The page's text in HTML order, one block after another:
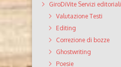
GiroDiVite Servizi editoriali
Valutazione Testi
Editing
Correzione di bozze
Ghostwriting
Poesie